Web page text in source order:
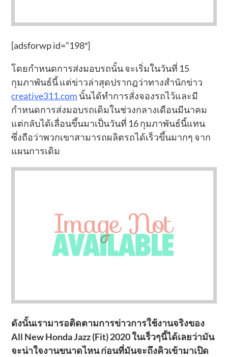
[adsforwp id=”198″]
โดยกำหนดการส่งมอบรถนั้น จะเริ่มในวันที่ 15
กุมภาพันธ์นี้ แต่ข่าวล่าสุดปรากฎว่าทางสำนักข่าว
creative311.com นั้นได้ทำการสั่งจองรถไว้และมี
กำหนดการส่งมอบรถเดิมในช่วงกลางเดือนมีนาคม
แต่กลับได้เลื่อนขึ้นมาเป็นวันที่ 16 กุมภาพันธ์นี้แทน
ซึ่งถือว่าพวกเขาสามารถผลิตรถได้เร็วขึ้นมากๆ จาก
แผนการเดิม
ดังนั้นเรามารอติดตามการข่าวการใช้งานจริงของ
All New Honda Jazz (Fit) 2020 ในเร็วๆนี้ได้เลยว่ามัน
จะน่าใจงานขนาดไหน ก่อนที่มันจะถึงคิวเข้ามาเปิด